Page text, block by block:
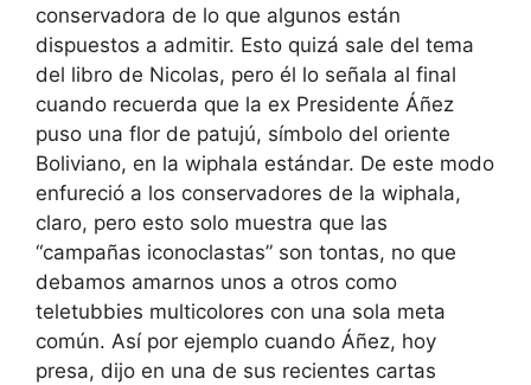
conservadora de lo que algunos están
dispuestos a admitir. Esto quizá sale del tema
del libro de Nicolas, pero él lo señala al final
cuando recuerda que la ex Presidente Áñez
puso una flor de patujú, símbolo del oriente
Boliviano, en la wiphala estándar. De este modo
enfureció a los conservadores de la wiphala,
claro, pero esto solo muestra que las
“campañas iconoclastas” son tontas, no que
debamos amarnos unos a otros como
teletubbies multicolores con una sola meta
común. Así por ejemplo cuando Áñez, hoy
presa, dijo en una de sus recientes cartas